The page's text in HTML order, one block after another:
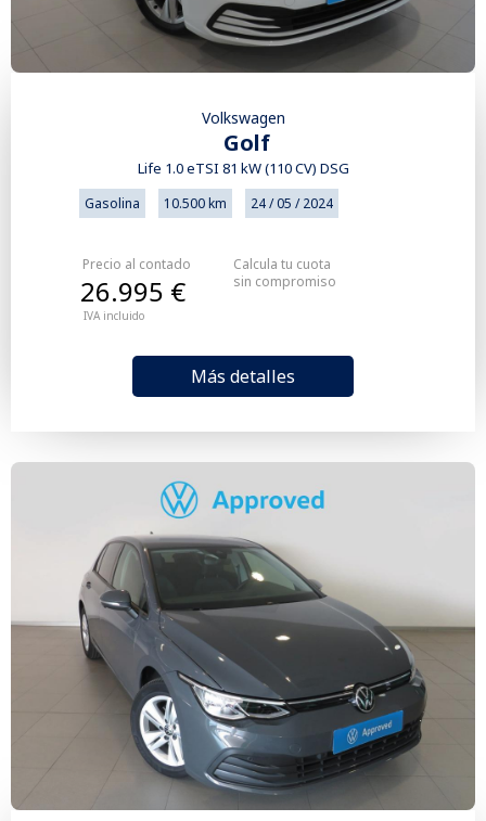
Volkswagen
Golf
Life 1.0 eTSI 81 kW (110 CV) DSG
Gasolina 10.500 km 24 / 05 / 2024
Precio al contado
IVA incluido
26.995 €
Más detalles
Calcula tu cuota
sin compromiso